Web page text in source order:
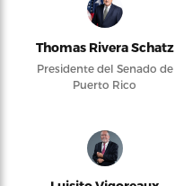
Thomas Rivera Schatz
Presidente del Senado de
Puerto Rico